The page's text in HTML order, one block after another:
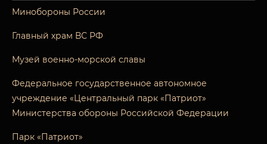
Минобороны России
Главный храм ВС РФ
Музей военно-морской славы
Федеральное государственное автономное
учреждение «Центральный парк «Патриот»
Министерства обороны Российской Федерации
Парк «Патриот»